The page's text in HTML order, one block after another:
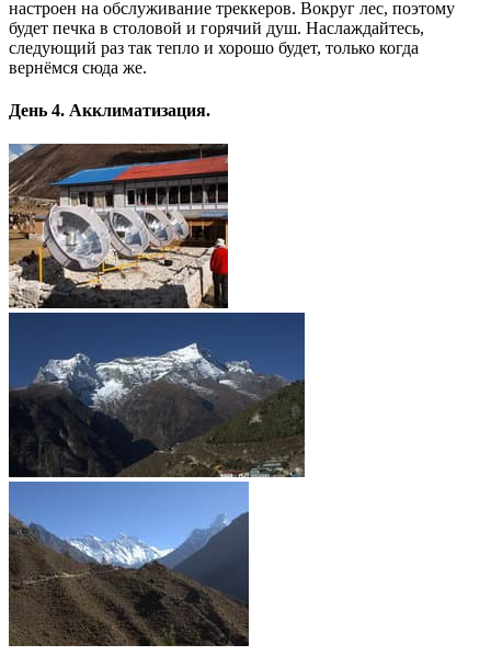
настроен на обслуживание треккеров. Вокруг лес, поэтому
будет печка в столовой и горячий душ. Наслаждайтесь,
следующий раз так тепло и хорошо будет, только когда
вернёмся сюда же.
День 4. Акклиматизация.